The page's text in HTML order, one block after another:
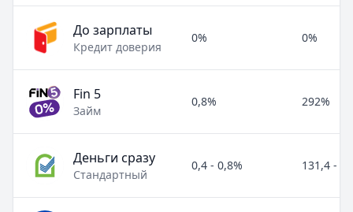
До зарплаты
Кредит доверия
0% 0%
Fin 5
Займ
0,8% 292%
Деньги сразу
Стандартный
0,4 - 0,8% 131,4 -